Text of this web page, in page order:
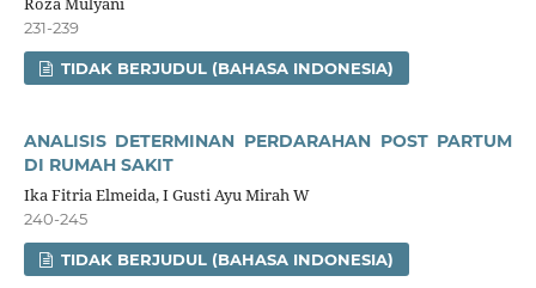
231-239
TIDAK BERJUDUL (BAHASA INDONESIA)
ANALISIS DETERMINAN PERDARAHAN POST PARTUM
DI RUMAH SAKIT
Ika Fitria Elmeida, I Gusti Ayu Mirah W
240-245
TIDAK BERJUDUL (BAHASA INDONESIA)